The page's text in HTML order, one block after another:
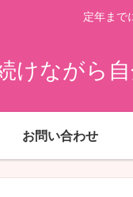
定年まで
けながら
お問い合わせ